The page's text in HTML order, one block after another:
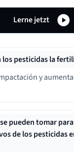
Lerne jetzt
los pesticidas la
y
pueden tomar
de los pesticidas